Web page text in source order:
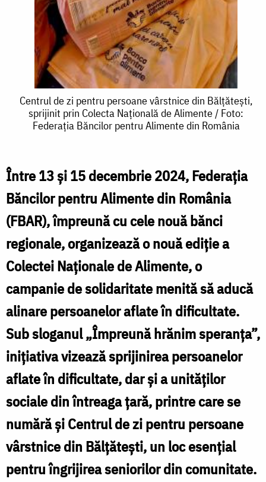
Centrul
de
persoane
vârstnice
din
Bălțătești,
sprijinit
prin
Colecta
Națională
de
Alimente
/
Foto:
Federația
Băncilor
pentru
Centrul de zi pentru persoane vârstnice din Bălțătești,
sprijinit prin Colecta Națională de Alimente / Foto:
Federația Băncilor pentru Alimente din România
Între 13 și 15 decembrie 2024, Federația
Băncilor pentru Alimente din România
(FBAR), împreună cu cele nouă bănci
regionale, organizează o nouă ediție a
Colectei Naționale de Alimente, o
campanie de solidaritate menită să aducă
alinare persoanelor aflate în dificultate.
Sub sloganul „Împreună hrănim speranța”,
inițiativa vizează sprijinirea persoanelor
aflate în dificultate, dar și a unităților
sociale din întreaga țară, printre care se
numără și Centrul de zi pentru persoane
vârstnice din Bălțătești, un loc esențial
pentru îngrijirea seniorilor din comunitate.